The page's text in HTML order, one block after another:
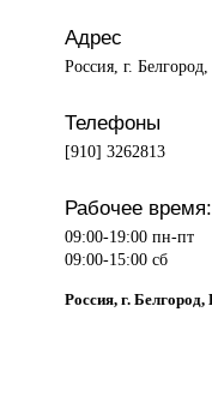
Адрес
Россия, г.
Телефоны
[910] 3262813
Рабочее время:
09:00-19:00 пн-пт
09:00-15:00 сб
Россия, г. Белгород,